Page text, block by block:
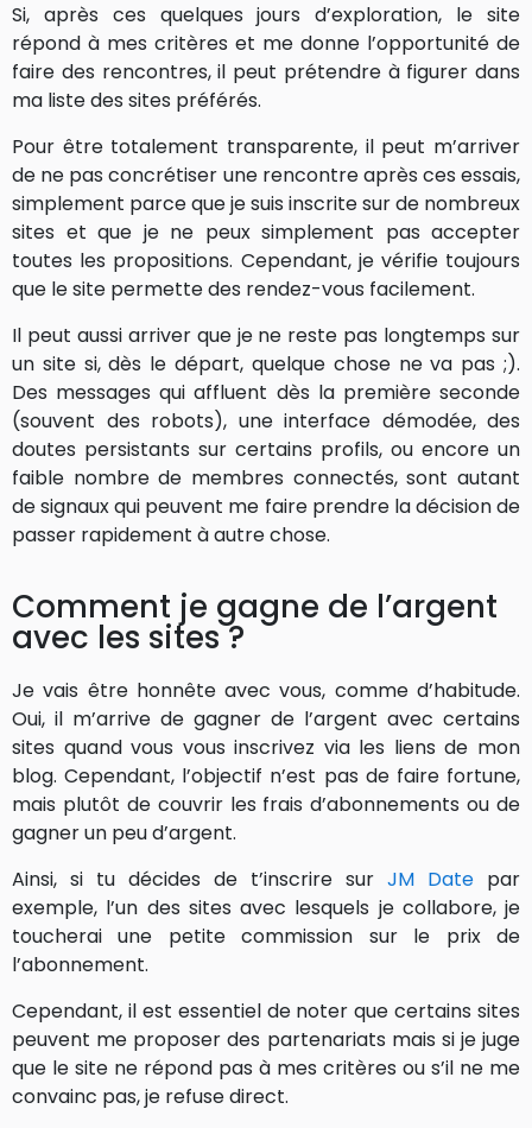
Si, après ces quelques jours d’exploration, le site
répond à mes critères et me donne l’opportunité de
faire des rencontres, il peut prétendre à figurer dans
ma liste des sites préférés.
Pour être totalement transparente, il peut m’arriver
de ne pas concrétiser une rencontre après ces essais,
simplement parce que je suis inscrite sur de nombreux
sites et que je ne peux simplement pas accepter
toutes les propositions. Cependant, je vérifie toujours
que le site permette des rendez-vous facilement.
Il peut aussi arriver que je ne reste pas longtemps sur
un site si, dès le départ, quelque chose ne va pas ;).
Des messages qui affluent dès la première seconde
(souvent des robots), une interface démodée, des
doutes persistants sur certains profils, ou encore un
faible nombre de membres connectés, sont autant
de signaux qui peuvent me faire prendre la décision de
passer rapidement à autre chose.
Comment je gagne de l’argent
avec les sites ?
Je vais être honnête avec vous, comme d’habitude.
Oui, il m’arrive de gagner de l’argent avec certains
sites quand vous vous inscrivez via les liens de mon
blog. Cependant, l’objectif n’est pas de faire fortune,
mais plutôt de couvrir les frais d’abonnements ou de
gagner un peu d’argent.
Ainsi, si tu décides de t’inscrire sur JM Date par
exemple, l’un des sites avec lesquels je collabore, je
toucherai une petite commission sur le prix de
l’abonnement.
Cependant, il est essentiel de noter que certains sites
peuvent me proposer des partenariats mais si je juge
que le site ne répond pas à mes critères ou s’il ne me
convainc pas, je refuse direct.